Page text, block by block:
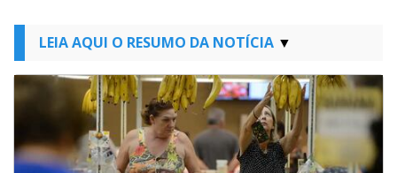
LEIA AQUI O RESUMO DA NOTÍCIA